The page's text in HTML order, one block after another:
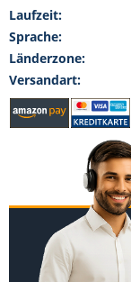
Laufzeit:
Sprache:
Länderzone:
Versandart: